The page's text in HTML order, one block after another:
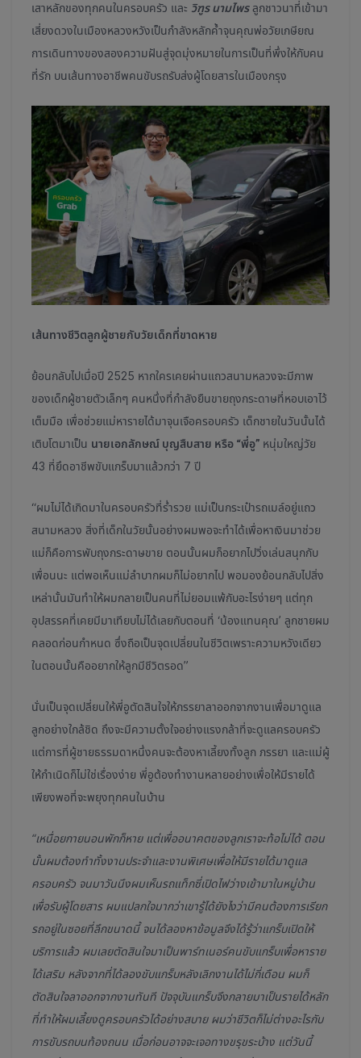
เสาหลักของทุกคนในครอบครัว และ วิฑูร นามไพรลูกชาวนาที่เข้ามา
เสี่ยงดวงในเมืองหลวงหวังเป็นกำลังหลักค้ำจุนคุณพ่อวัยเกษียณ
การเดินทางของสองความฝันสู่จุดมุ่งหมายในการเป็นที่พึ่งให้กับคน
ที่รัก บนเส้นทางอาชีพคนขับรถรับส่งผู้โดยสารในเมืองกรุง
เส้นทางชีวิตลูกผู้ชายกับวัยเด็กที่ขาดหาย
ย้อนกลับไปเมื่อปี 2525 หากใครเคยผ่านแถวสนามหลวงจะมีภาพ
ของเด็กผู้ชายตัวเล็กๆ คนหนึ่งที่กำลังยืนขายถุงกระดาษที่หอบเอาไว้
เต็มมือ เพื่อช่วยแม่หารายได้มาจุนเจือครอบครัว เด็กชายในวันนั้นได้
เติบโตมาเป็น นายเอกลักษณ์ บุญสืบสาย หรือ “พี่อู” หนุ่มใหญ่วัย
43 ที่ยึดอาชีพขับแกร็บมาแล้วกว่า 7 ปี
“ผมไม่ได้เกิดมาในครอบครัวที่ร่ำรวย แม่เป็นกระเป๋ารถเมล์อยู่แถว
สนามหลวง สิ่งที่เด็กในวัยนั้นอย่างผมพอจะทำได้เพื่อหาเงินมาช่วย
แม่ก็คือการพับถุงกระดาษขาย ตอนนั้นผมก็อยากไปวิ่งเล่นสนุกกับ
เพื่อนนะ แต่พอเห็นแม่ลำบากผมก็ไม่อยากไป พอมองย้อนกลับไปสิ่ง
เหล่านั้นมันทำให้ผมกลายเป็นคนที่ไม่ยอมแพ้กับอะไรง่ายๆ แต่ทุก
อุปสรรคที่เคยมีมาเทียบไม่ได้เลยกับตอนที่ ‘น้องแทนคุณ’ ลูกชายผม
คลอดก่อนกำหนด ซึ่งถือเป็นจุดเปลี่ยนในชีวิตเพราะความหวังเดียว
ในตอนนั้นคืออยากให้ลูกมีชีวิตรอด”
นั่นเป็นจุดเปลี่ยนให้พี่อูตัดสินใจให้ภรรยาลาออกจากงานเพื่อมาดูแล
ลูกอย่างใกล้ชิด ถึงจะมีความตั้งใจอย่างแรงกล้าที่จะดูแลครอบครัว
แต่การที่ผู้ชายธรรมดาหนึ่งคนจะต้องหาเลี้ยงทั้งลูก ภรรยา และแม่ผู้
ให้กำเนิดก็ไม่ใช่เรื่องง่าย พี่อูต้องทำงานหลายอย่างเพื่อให้มีรายได้
เพียงพอที่จะพยุงทุกคนในบ้าน
“เหนื่อยกายนอนพักก็หาย แต่เพื่ออนาคตของลูกเราจะท้อไม่ได้ ตอน
นั้นผมต้องทำทั้งงานประจำและงานพิเศษเพื่อให้มีรายได้มาดูแล
ครอบครัว จนมาวันนึงผมเห็นรถแท็กซี่เปิดไฟว่างเข้ามาในหมู่บ้าน
เพื่อรับผู้โดยสาร ผมแปลกใจมากว่าเขารู้ได้ยังไงว่ามีคนต้องการเรียก
รถอยู่ในซอยที่ลึกขนาดนี้ จนได้ลองหาข้อมูลจึงได้รู้ว่าแกร็บเปิดให้
บริการแล้ว ผมเลยตัดสินใจมาเป็นพาร์ทเนอร์คนขับแกร็บเพื่อหาราย
ได้เสริม หลังจากที่ได้ลองขับแกร็บหลังเลิกงานได้ไม่กี่เดือน ผมก็
ตัดสินใจลาออกจากงานทันที ปัจจุบันแกร็บจึงกลายมาเป็นรายได้หลัก
ที่ทำให้ผมเลี้ยงดูครอบครัวได้อย่างสบาย ผมว่าชีวิตก็ไม่ต่างอะไรกับ
การขับรถบนท้องถนน เมื่อก่อนอาจจะเจอทางขรุขระบ้าง แต่วันนี้